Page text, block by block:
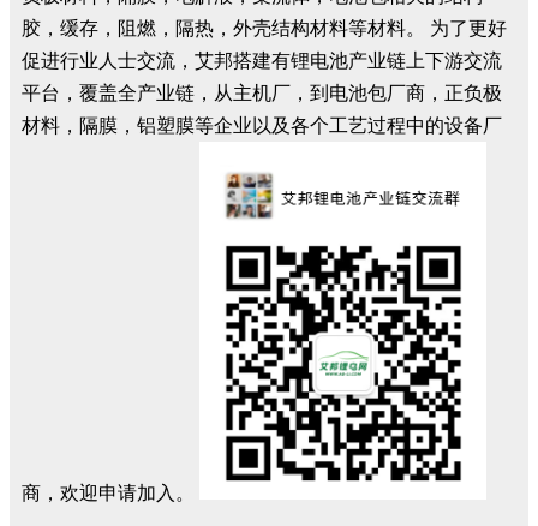
胶，缓存，阻燃，隔热，外壳结构材料等材料。 为了更好
促进行业人士交流，艾邦搭建有锂电池产业链上下游交流
平台，覆盖全产业链，从主机厂，到电池包厂商，正负极
材料，隔膜，铝塑膜等企业以及各个工艺过程中的设备厂
商，欢迎申请加入。